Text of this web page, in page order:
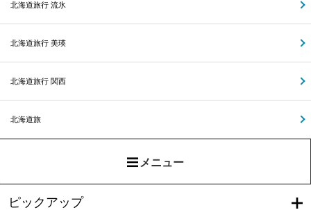
北海道旅行 流氷
北海道旅行 美瑛
北海道旅行 関西
北海道旅
メニュー
ピックアップ